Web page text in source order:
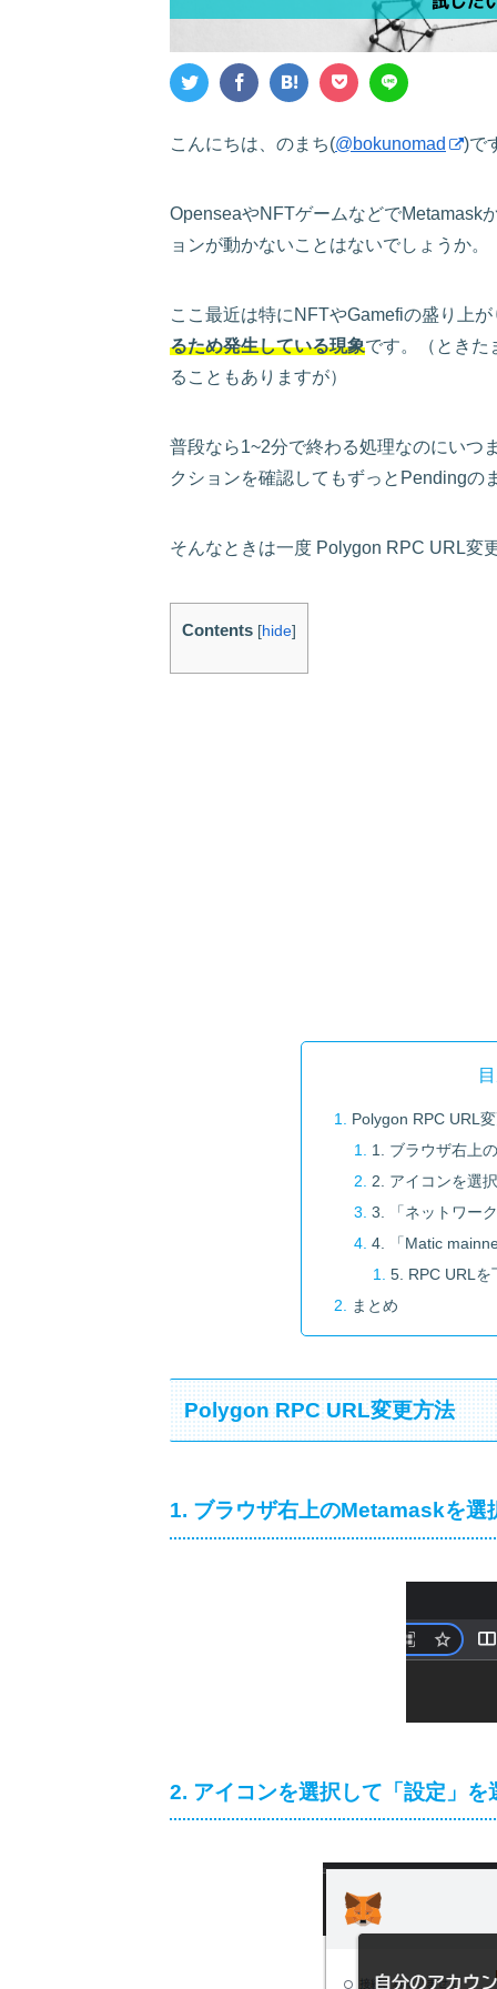
こんにちは、のまち(@bokunomad )で
OpenseaやNFTゲームなどでMetamask
ョンが動かないことはないでしょうか。
ここ最近は特にNFTやGamefiの盛り上
るため発生している現象です。（ときた
ることもありますが）
普段なら1~2分で終わる処理なのにいつ
クションを確認してもずっとPendingの
そんなときは一度 Polygon RPC URL変
Contents [hide]
Polygon RPC URL
1. ブラウザ右上
2. アイコンを選
3. 「ネットワー
4. 「Matic
5. RPC URLを
まとめ
Polygon RPC URL変更方法
1. ブラウザ右上のMetamaskを選
2. アイコンを選択して「設定」を